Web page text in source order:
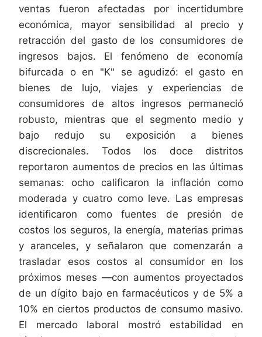
ventas fueron afectadas por incertidumbre
económica, mayor sensibilidad al precio y
retracción del gasto de los consumidores de
ingresos bajos. El fenómeno de economía
bifurcada o en "K" se agudizó: el gasto en
bienes de lujo, viajes y experiencias de
consumidores de altos ingresos permaneció
robusto, mientras que el segmento medio y
bajo redujo su exposición a bienes
discrecionales. Todos los doce distritos
reportaron aumentos de precios en las últimas
semanas: ocho calificaron la inflación como
moderada y cuatro como leve. Las empresas
identificaron como fuentes de presión de
costos los seguros, la energía, materias primas
y aranceles, y señalaron que comenzarán a
trasladar esos costos al consumidor en los
próximos meses —con aumentos proyectados
de un dígito bajo en farmacéuticos y de 5% a
10% en ciertos productos de consumo masivo.
El mercado laboral mostró estabilidad en